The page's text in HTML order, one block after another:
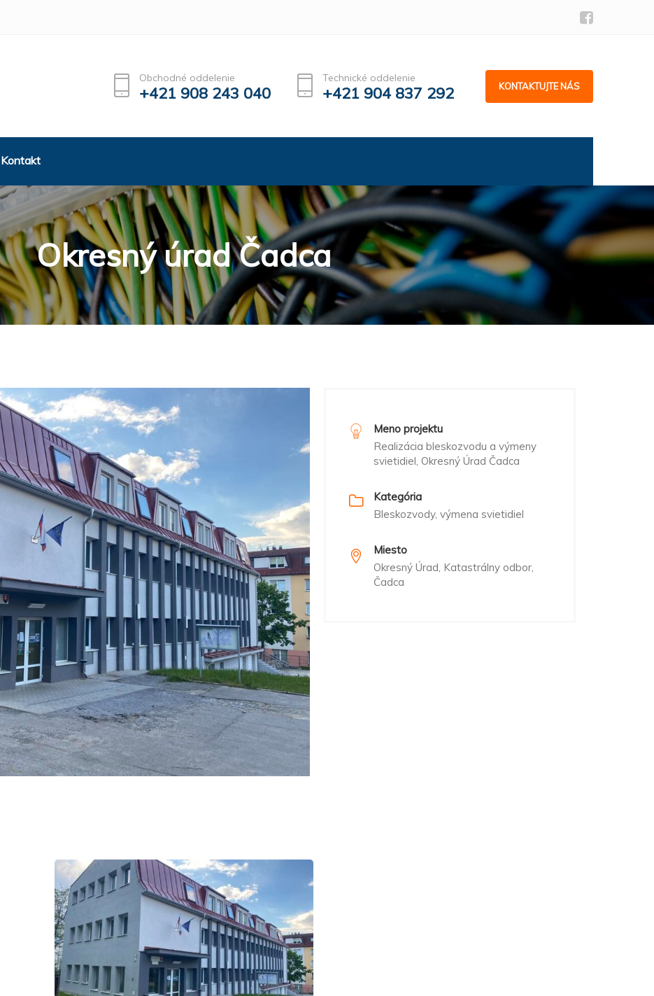
Obchodné oddelenie
+421 908 243 040
Technické oddelenie
+421 904 837 292 KONTAKTUJTE NÁS
Kontakt
Okresný úrad Čadca
Meno projektu
Realizácia bleskozvodu a výmeny
svietidiel, Okresný Úrad Čadca
Kategória
Bleskozvody, výmena svietidiel
Miesto
Okresný Úrad, Katastrálny odbor,
Čadca